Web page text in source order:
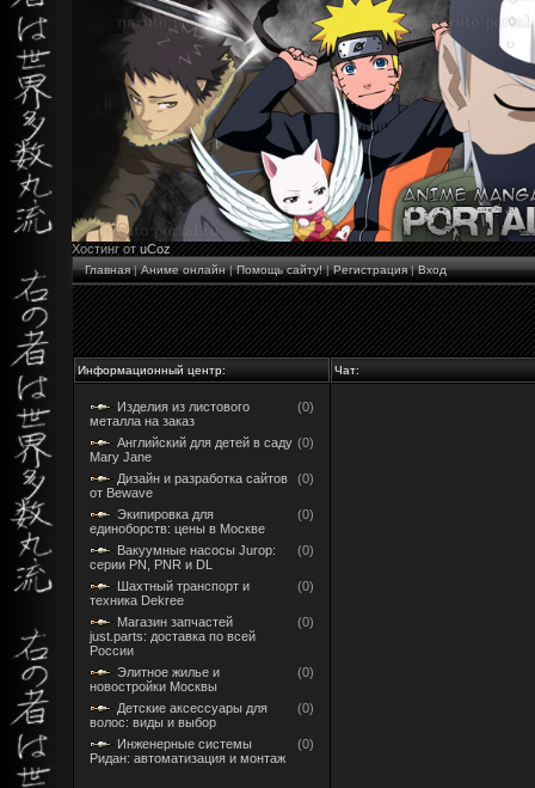
Хостинг отuCoz
Главная|Аниме онлайн|Помощь сайту!|Регистрация|Вход
Информационный центр: Чат:
Изделия из листового
металла на заказ
(0)
Английский для детей в саду
Mary Jane
(0)
Дизайн и разработка сайтов
от Bewave
(0)
Экипировка для
единоборств: цены в Москве
(0)
Вакуумные насосы Jurop:
серии PN, PNR и DL
(0)
Шахтный транспорт и
техника Dekree
(0)
Магазин запчастей
just.parts: доставка по всей
России
(0)
Элитное жилье и
новостройки Москвы
(0)
Детские аксессуары для
волос: виды и выбор
(0)
Инженерные системы
Ридан: автоматизация и монтаж
(0)